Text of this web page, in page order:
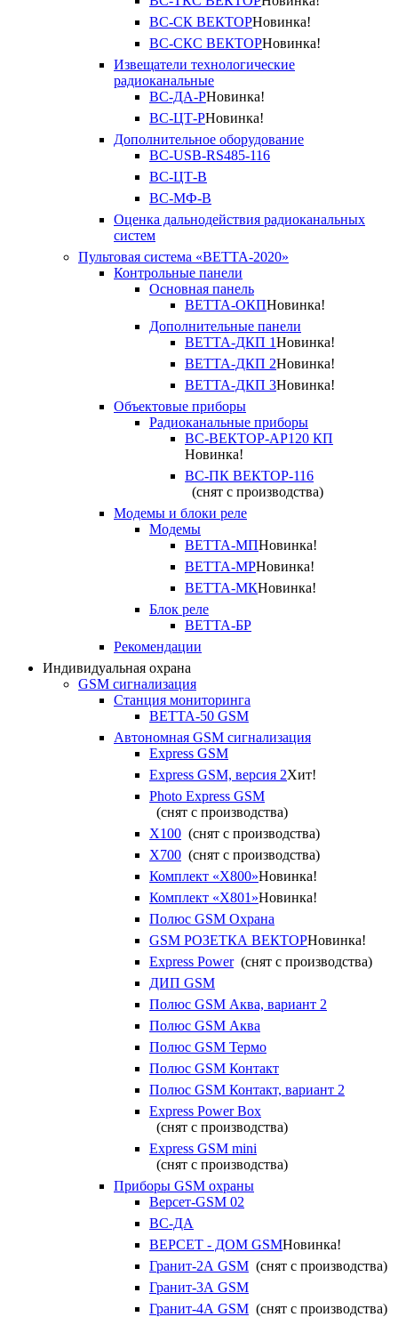
ВС-СК ВЕКТОРНовинка!
ВС-СКС ВЕКТОРНовинка!
Извещатели технологические
радиоканальные
ВС-ДА-РНовинка!
ВС-ЦТ-РНовинка!
Дополнительное оборудование
ВС-USB-RS485-116
ВС-ЦТ-В
ВС-МФ-В
Оценка дальнодействия радиоканальных
систем
Пультовая система «ВЕТТА-2020»
Контрольные панели
Основная панель
ВЕТТА-ОКПНовинка!
Дополнительные панели
ВЕТТА-ДКП 1Новинка!
ВЕТТА-ДКП 2Новинка!
ВЕТТА-ДКП 3Новинка!
Объектовые приборы
Радиоканальные приборы
ВС-ВЕКТОР-АР120 КП
Новинка!
ВС-ПК ВЕКТОР-116
(снят с производства)
Модемы и блоки реле
Модемы
ВЕТТА-МПНовинка!
ВЕТТА-МРНовинка!
ВЕТТА-МКНовинка!
Блок реле
ВЕТТА-БР
Рекомендации
Индивидуальная охрана
GSM сигнализация
Станция мониторинга
ВЕТТА-50 GSM
Автономная GSM сигнализация
Express GSM
Express GSM, версия 2Хит!
Photo Express GSM
(снят с производства)
X100 (снят с производства)
X700 (снят с производства)
Комплект «X800»Новинка!
Комплект «X801»Новинка!
Полюс GSM Охрана
GSM РОЗЕТКА ВЕКТОРНовинка!
Express Power(снят с производства)
ДИП GSM
Полюс GSM Аква, вариант 2
Полюс GSM Аква
Полюс GSM Термо
Полюс GSM Контакт
Полюс GSM Контакт, вариант 2
Express Power Box
(снят с производства)
Express GSM mini
(снят с производства)
Приборы GSM охраны
Версет-GSM 02
ВС-ДА
ВЕРСЕТ - ДОМ GSMНовинка!
Гранит-2А GSM (снят с производства)
Гранит-3А GSM
Гранит-4А GSM (снят с производства)